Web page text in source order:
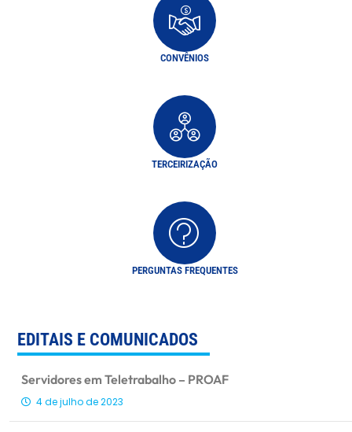
CONVÊNIOS
TERCEIRIZAÇÃO
PERGUNTAS FREQUENTES
EDITAIS E COMUNICADOS
Servidores em Teletrabalho – PROAF
4 de julho de 2023